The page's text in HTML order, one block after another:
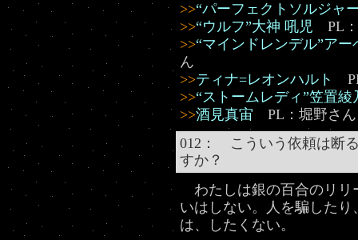
>>“パーフェクトソルジャ
>>“ウルフ”大神 吼児 PL
>>“マインドレンデル”アー
ん
>>ティナ=レオンハルト
>>“ストームレディ”笠置綾
>>酒見真宙 PL：堀野さん
012： こういう依頼は断
すか？
わたしは銀の百合のリリ
いはしない。人を騙した
は、したくない。